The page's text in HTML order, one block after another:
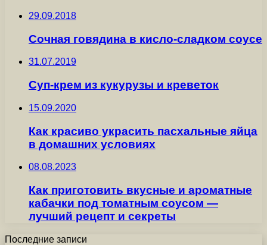
29.09.2018
Сочная говядина в кисло-сладком соусе
31.07.2019
Суп-крем из кукурузы и креветок
15.09.2020
Как красиво украсить пасхальные яйца
в домашних условиях
08.08.2023
Как приготовить вкусные и ароматные
кабачки под томатным соусом —
лучший рецепт и секреты
Последние записи